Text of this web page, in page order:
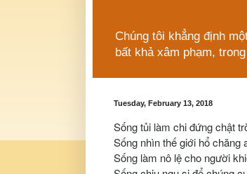
Chúng tôi khẳng định
bất khả xâm phạm,
Tuesday, February 13, 2018
Sống tủi làm chi đứng chật
Sống nhìn thế giới hổ chăng
Sống làm nô lệ cho người